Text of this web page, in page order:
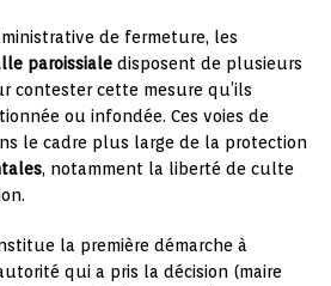
de fermeture, les
paroissiale disposent de plusieurs
contester cette mesure qu’ils
ou infondée. Ces voies de
le cadre plus large de la protection
, notamment la liberté de culte
la première démarche à
qui a pris la décision (maire